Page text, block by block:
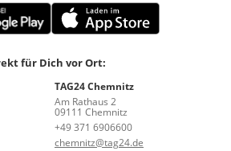
für Dich vor Ort:
TAG24 Chemnitz
Am Rathaus 2
09111 Chemnitz
+49 371 6906600
chemnitz@tag24.de